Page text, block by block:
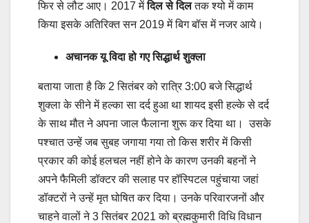
फिर से लौट आए। 2017 मेंदिल से दिलतक श्यो में काम
किया इसके अतिरिक्त सन 2019 में बिग बॉस में नजर आये।
अचानक यू विदा हो गए सिद्धार्थ शुक्ला
बताया जाता है कि 2 सितंबर को रात्रि 3:00 बजे सिद्धार्थ
शुक्ला के सीने में हल्का सा दर्द हुआ था शायद इसी हल्के से दर्द
के साथ मौत ने अपना जाल फैलाना शुरू कर दिया था। उसके
पश्चात उन्हें जब सुबह जगाया गया तो किस शरीर में किसी
प्रकार की कोई हलचल नहीं होने के कारण उनकी बहनों ने
अपने फैमिली डॉक्टर की सलाह पर हॉस्पिटल पहुंचाया जहां
डॉक्टरों ने उन्हें मृत घोषित कर दिया। उनके परिवारजनों और
चाहने वालों ने 3 सितंबर 2021 को ब्रह्मकुमारी विधि विधान